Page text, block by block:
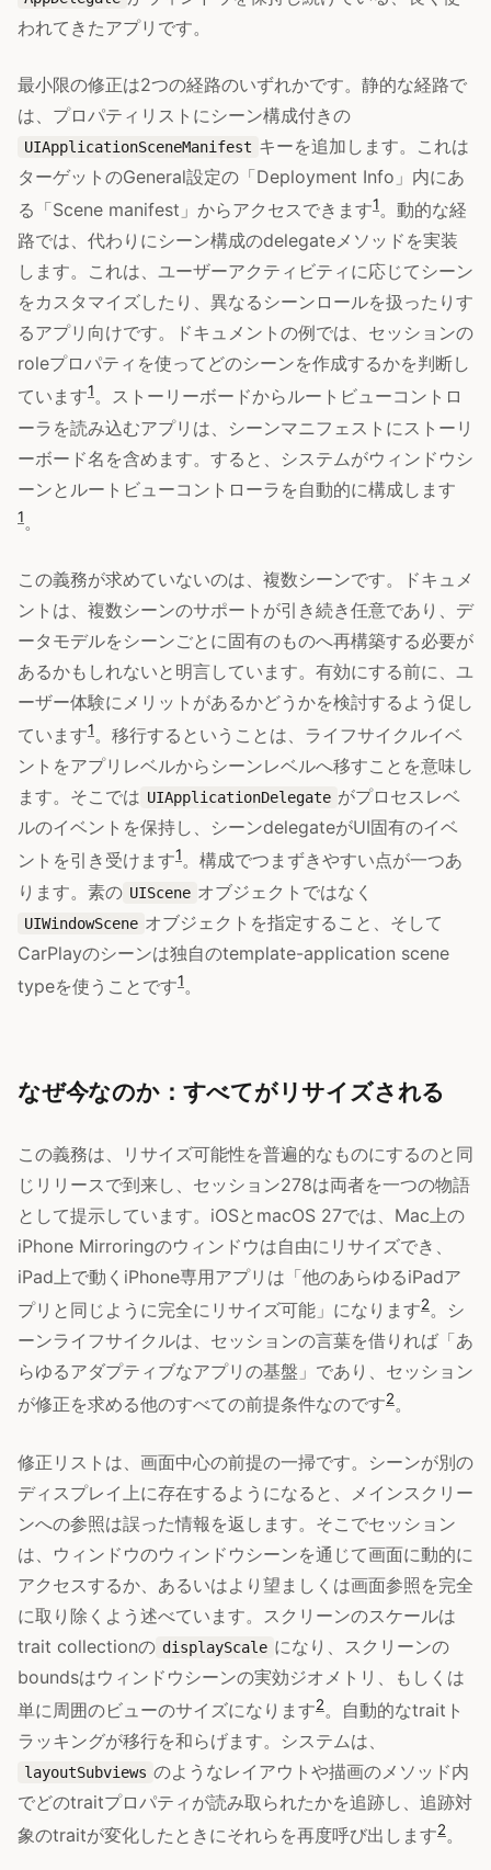
われてきたアプリです。
最小限の修正は2つの経路のいずれかです。静的な経路で
は、プロパティリストにシーン構成付きの
UIApplicationSceneManifest キーを追加します。これは
ターゲットのGeneral設定の「Deployment Info」内にあ
る「Scene manifest」からアクセスできます1。動的な経
路では、代わりにシーン構成のdelegateメソッドを実装
します。これは、ユーザーアクティビティに応じてシーン
をカスタマイズしたり、異なるシーンロールを扱ったりす
るアプリ向けです。ドキュメントの例では、セッションの
roleプロパティを使ってどのシーンを作成するかを判断し
ています1。ストーリーボードからルートビューコントロ
ーラを読み込むアプリは、シーンマニフェストにストーリ
ーボード名を含めます。すると、システムがウィンドウシ
ーンとルートビューコントローラを自動的に構成します
1。
この義務が求めていないのは、複数シーンです。ドキュメ
ントは、複数シーンのサポートが引き続き任意であり、デ
ータモデルをシーンごとに固有のものへ再構築する必要が
あるかもしれないと明言しています。有効にする前に、ユ
ーザー体験にメリットがあるかどうかを検討するよう促し
ています1。移行するということは、ライフサイクルイベ
ントをアプリレベルからシーンレベルへ移すことを意味し
ます。そこでは UIApplicationDelegate がプロセスレベ
ルのイベントを保持し、シーンdelegateがUI固有のイベ
ントを引き受けます1。構成でつまずきやすい点が一つあ
ります。素の UIScene オブジェクトではなく
UIWindowScene オブジェクトを指定すること、そして
CarPlayのシーンは独自のtemplate-application scene
typeを使うことです1。
なぜ今なのか：すべてがリサイズされる
この義務は、リサイズ可能性を普遍的なものにするのと同
じリリースで到来し、セッション278は両者を一つの物語
として提示しています。iOSとmacOS 27では、Mac上の
iPhone Mirroringのウィンドウは自由にリサイズでき、
iPad上で動くiPhone専用アプリは「他のあらゆるiPadア
プリと同じように完全にリサイズ可能」になります2。シ
ーンライフサイクルは、セッションの言葉を借りれば「あ
らゆるアダプティブなアプリの基盤」であり、セッション
が修正を求める他のすべての前提条件なのです2。
修正リストは、画面中心の前提の一掃です。シーンが別の
ディスプレイ上に存在するようになると、メインスクリー
ンへの参照は誤った情報を返します。そこでセッション
は、ウィンドウのウィンドウシーンを通じて画面に動的に
アクセスするか、あるいはより望ましくは画面参照を完全
に取り除くよう述べています。スクリーンのスケールは
trait collectionの displayScale になり、スクリーンの
boundsはウィンドウシーンの実効ジオメトリ、もしくは
単に周囲のビューのサイズになります2。自動的なtraitト
ラッキングが移行を和らげます。システムは、
layoutSubviews のようなレイアウトや描画のメソッド内
でどのtraitプロパティが読み取られたかを追跡し、追跡対
象のtraitが変化したときにそれらを再度呼び出します2。